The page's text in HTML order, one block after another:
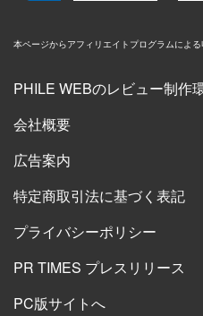
本ページからアフィリエイトプログラムによ
PHILE WEBのレビュー制作
会社概要
広告案内
特定商取引法に基づく表記
プライバシーポリシー
PR TIMES プレスリリース
PC版サイトへ